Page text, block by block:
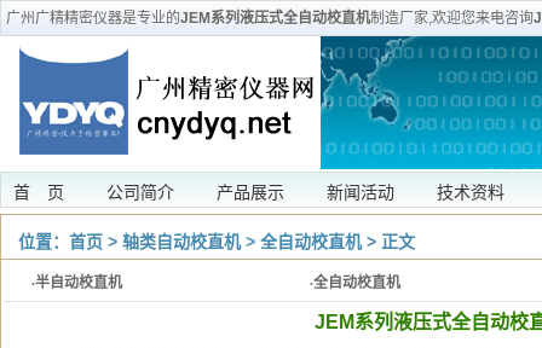
广州广精精密仪器是专业的JEM系列液压式全自动校直机制造厂家,欢迎您来电咨询
等服务
首 页 公司简介 产品展示 新闻活动 技术资料
位置： 首页 > 轴类自动校直机> 全自动校直机> 正文
·半自动校直机 ·全自动校直机
JEM系列液压式全自动校